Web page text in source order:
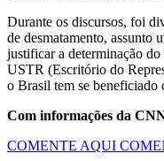
Durante os discursos, foi
de desmatamento, assunto
justificar a determinação
USTR (Escritório do
o Brasil tem se beneficiado
Com informações da
COMENTE AQUI